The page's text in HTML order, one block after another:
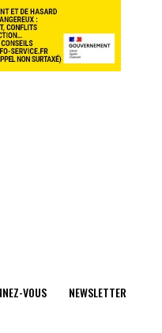
VOUS NEWSLETTER